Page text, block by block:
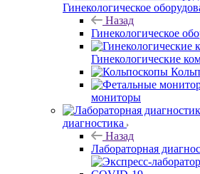
Гинекологическое
Назад
Гинекологическое
Гинекологические
мониторы
диагностика
Назад
Лабораторная